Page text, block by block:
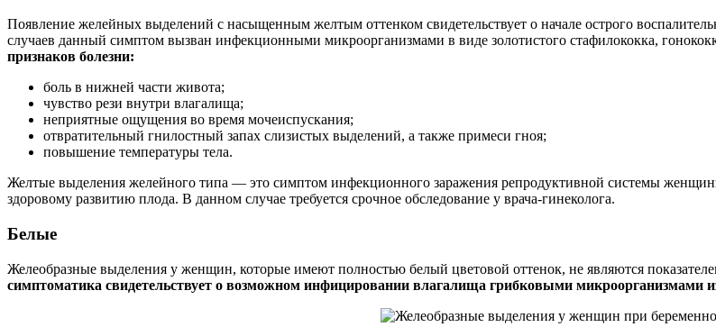
Появление желейных выделений с насыщенным желтым оттенком свидетельствует о начале острого
случаев данный симптом вызван инфекционными микроорганизмами в виде золотистого стафилококка,
признаков болезни:
боль в нижней части живота;
чувство рези внутри влагалища;
неприятные ощущения во время мочеиспускания;
отвратительный гнилостный запах слизистых выделений, а также примеси гноя;
повышение температуры тела.
Желтые выделения желейного типа — это симптом инфекционного заражения репродуктивной системы
здоровому развитию плода. В данном случае требуется срочное обследование у врача-гинеколога.
Белые
Желеобразные выделения у женщин, которые имеют полностью белый цветовой оттенок, не являются
симптоматика свидетельствует о возможном инфицировании влагалища грибковыми микроорганизмами